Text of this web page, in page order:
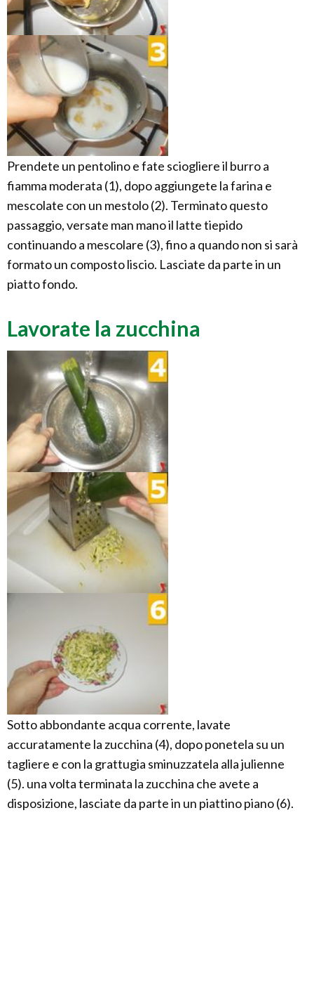
Prendete un pentolino e fate sciogliere il burro a
fiamma moderata (1), dopo aggiungete la farina e
mescolate con un mestolo (2). Terminato questo
passaggio, versate man mano il latte tiepido
continuando a mescolare (3), fino a quando non si sarà
formato un composto liscio. Lasciate da parte in un
piatto fondo.
Lavorate la zucchina
Sotto abbondante acqua corrente, lavate
accuratamente la zucchina (4), dopo ponetela su un
tagliere e con la grattugia sminuzzatela alla julienne
(5). una volta terminata la zucchina che avete a
disposizione, lasciate da parte in un piattino piano (6).